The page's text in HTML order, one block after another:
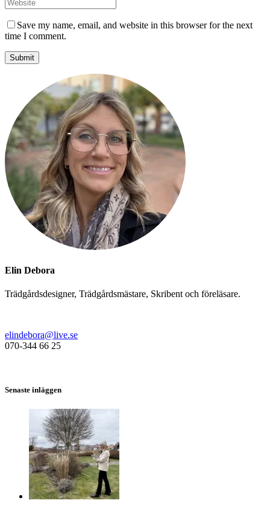
Save my name, email, and website in this browser for the next
time I comment.
Elin Debora
Trädgårdsdesigner, Trädgårdsmästare, Skribent och föreläsare.
elindebora@live.se
070-344 66 25
Senaste inläggen